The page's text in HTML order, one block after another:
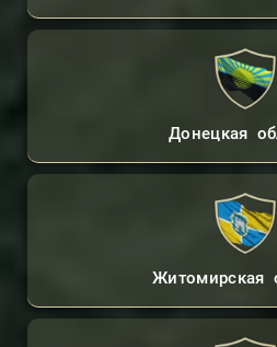
Донецкая
Житомирская